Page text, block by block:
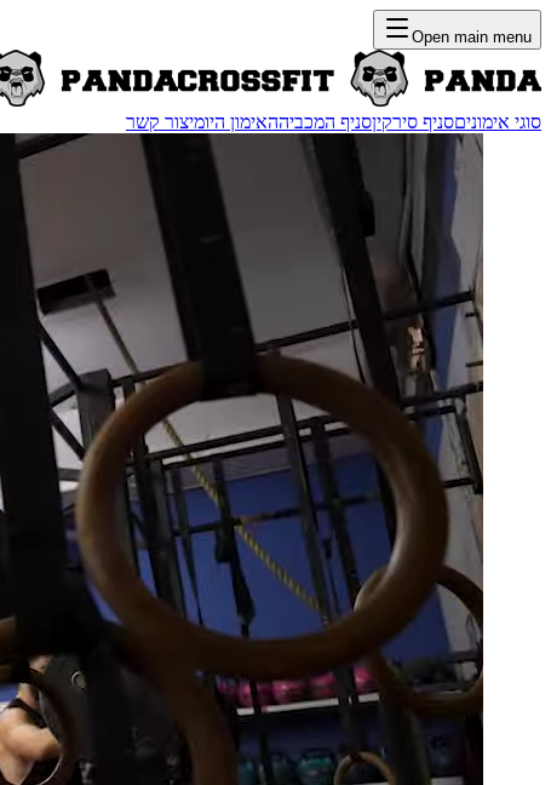
Open main menu
סוגי אימוניםסניף סירקיןסניף המכביההאימון היומיצור קשר